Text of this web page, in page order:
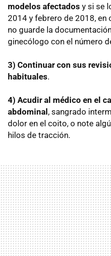
modelos afectados y si se
2014 y febrero de 2018, en
no guarde la
ginecólogo con el número
3) Continuar con sus
habituales.
4) Acudir al médico en el
abdominal, sangrado
dolor en el coito, o note
hilos de tracción.